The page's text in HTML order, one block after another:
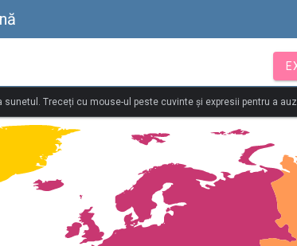
sunetul. Treceți cu mouse-ul peste cuvinte și expresii pentru a